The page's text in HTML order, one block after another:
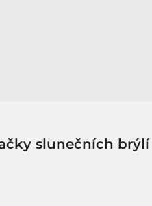
slunečních brýlí